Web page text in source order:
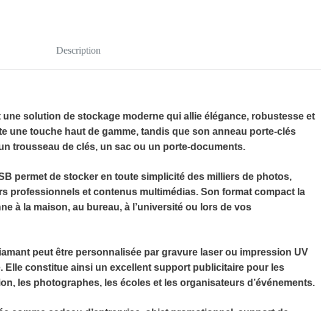
Description
une solution de stockage moderne qui allie élégance, robustesse et
une touche haut de gamme, tandis que son anneau porte-clés
trousseau de clés, un sac ou un porte-documents.
permet de stocker en toute simplicité des milliers de photos,
professionnels et contenus multimédias. Son format compact la
à la maison, au bureau, à l’université ou lors de vos
peut être personnalisée par gravure laser ou impression UV
Elle constitue ainsi un excellent support publicitaire pour les
les photographes, les écoles et les organisateurs d’événements.